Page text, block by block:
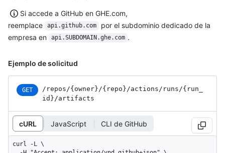
Si accede a GitHub en GHE.com,
reemplace
api.github.com
por el subdominio dedicado de la
empresa en
api.SUBDOMAIN.ghe.com .
Ejemplo de solicitud
GET /repos/{owner}/{repo}/actions/runs/{run_
id}/artifacts
cURL JavaScript CLI de GitHub
curl -L \